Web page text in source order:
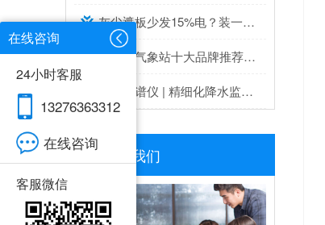
灰尘遮板少发15%电？装一台光伏灰尘检测仪，提升发电效率，清洗成本省20%
超声波气象站十大品牌推荐榜单（2026高精度气象监测TOP10）
雨雾滴谱仪 | 精细化降水监测专业设备推荐
联系我们
在线咨询
24小时客服
13276363312
在线咨询
客服微信